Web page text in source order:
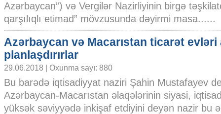
Azərbaycan”) və Vergilər Nazirliyinin birgə
qarşılıqlı etimad” mövzusunda dəyirmi masa......
Azərbaycan və Macarıstan ticarət evləri
planlaşdırırlar
29.06.2018 | Oxunma sayı: 880
Bu barədə iqtisadiyyat naziri Şahin Mustafayev
Azərbaycan-Macarıstan əlaqələrinin siyasi,
yüksək səviyyədə inkişaf etdiyini deyən nazir bu